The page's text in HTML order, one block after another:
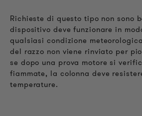
Richieste di questo tipo non sono
dispositivo deve funzionare in
qualsiasi condizione
del razzo non viene rinviato per
se dopo una prova motore si
fiammate, la colonna deve
temperature.